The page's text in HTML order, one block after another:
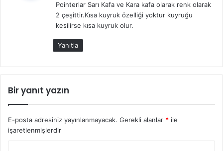
i
k
i
Pointerlar Sarı Kafa ve Kara kafa olarak renk olarak
2 çeşittir.Kısa kuyruk özelliği yoktur kuyruğu
kesilirse kısa kuyruk olur.
Yanıtla
Bir yanıt yazın
E-posta adresiniz yayınlanmayacak. Gerekli alanlar * ile
işaretlenmişlerdir